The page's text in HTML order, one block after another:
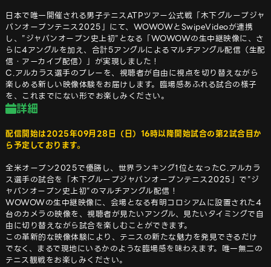
日本で唯一開催される男子テニスATPツアー公式戦「木下グループジャ
パンオープンテニス2025」にて、WOWOWとSwipeVideoが連携
し、”ジャパンオープン史上初”となる「WOWOWの生中継映像に、さ
らに4アングルを加え、合計5アングルによるマルチアングル配信（生配
信・アーカイブ配信）」が実現しました！
C.アルカラス選手のプレーを、視聴者が自由に視点を切り替えながら
楽しめる新しい映像体験をお届けします。臨場感あふれる試合の様子
を、これまでにない形でお楽しみください。
詳細
配信開始は2025年09月28日（日）16時以降開始試合の第2試合目か
ら予定しております。
全米オープン2025で優勝し、世界ランキング1位となったC.アルカラ
ス選手の試合を「木下グループジャパンオープンテニス2025」で”ジ
ャパンオープン史上初”のマルチアングル配信！
WOWOWの生中継映像に、会場となる有明コロシアムに設置された4
台のカメラの映像を、視聴者が見たいアングル、見たいタイミングで自
由に切り替えながら試合を楽しむことができます。
この革新的な映像体験により、テニスの新たな魅力を発見できるだけ
でなく、まるで現地にいるかのような臨場感を味わえます。唯一無二の
テニス観戦をお楽しみください。